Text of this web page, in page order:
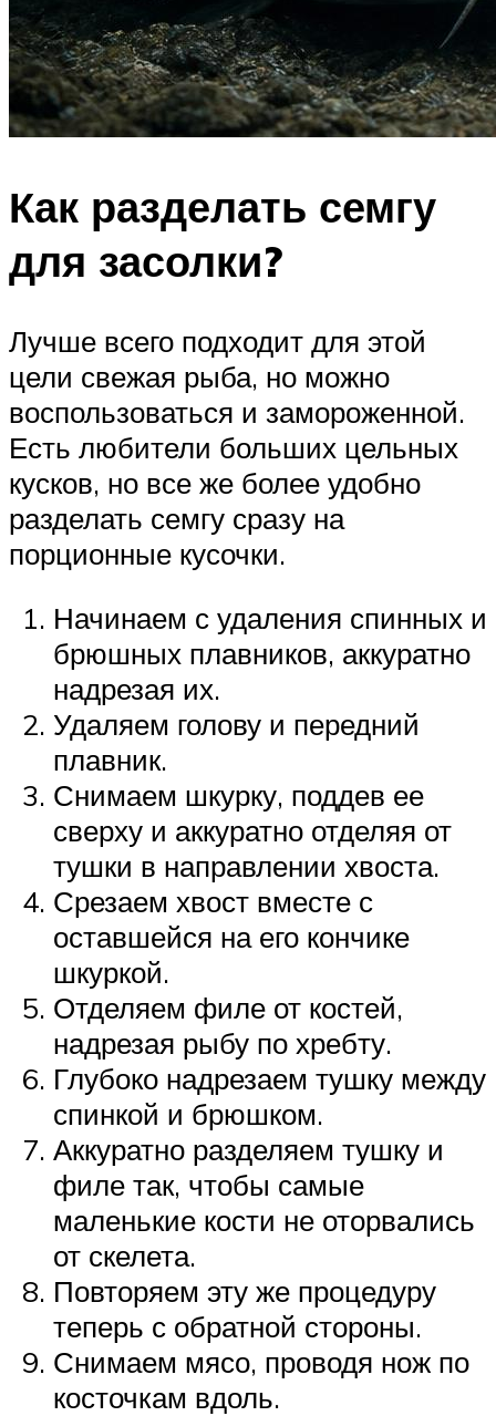
Как разделать семгу
для засолки?
Лучше всего подходит для этой
цели свежая рыба, но можно
воспользоваться и замороженной.
Есть любители больших цельных
кусков, но все же более удобно
разделать семгу сразу на
порционные кусочки.
Начинаем с удаления спинных и
брюшных плавников, аккуратно
надрезая их.
Удаляем голову и передний
плавник.
Снимаем шкурку, поддев ее
сверху и аккуратно отделяя от
тушки в направлении хвоста.
Срезаем хвост вместе с
оставшейся на его кончике
шкуркой.
Отделяем филе от костей,
надрезая рыбу по хребту.
Глубоко надрезаем тушку между
спинкой и брюшком.
Аккуратно разделяем тушку и
филе так, чтобы самые
маленькие кости не оторвались
от скелета.
Повторяем эту же процедуру
теперь с обратной стороны.
Снимаем мясо, проводя нож по
косточкам вдоль.